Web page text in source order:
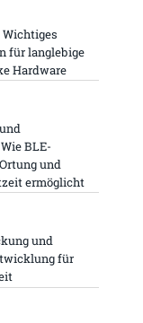
für langlebige
Hardware
BLE-
und
ermöglicht
und
für